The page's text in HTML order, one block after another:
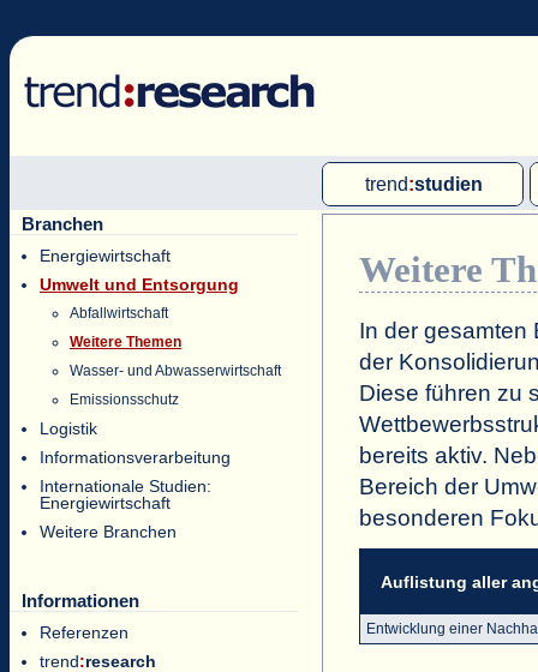
trend:studien
Single-Client-Studien
Branchen
Energiewirtschaft
Umwelt und Entsorgung
Abfallwirtschaft
Weitere Themen
Wasser- und Abwasserwirtschaft
Emissionsschutz
Logistik
Informationsverarbeitung
Internationale Studien:
Energiewirtschaft
Weitere Branchen
Informationen
Referenzen
trend:research
Weitere
In der gesamten
der
Diese führen zu
bereits aktiv.
Bereich der
besonderen
Auflistung aller
Entwicklung einer